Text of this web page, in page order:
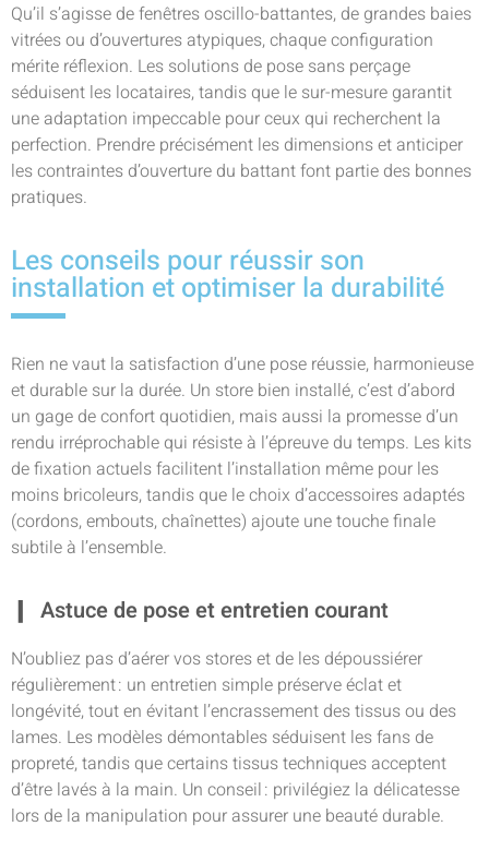
Qu’il s’agisse de fenêtres oscillo-battantes, de grandes baies
vitrées ou d’ouvertures atypiques, chaque configuration
mérite réflexion. Les solutions de pose sans perçage
séduisent les locataires, tandis que le sur-mesure garantit
une adaptation impeccable pour ceux qui recherchent la
perfection. Prendre précisément les dimensions et anticiper
les contraintes d’ouverture du battant font partie des bonnes
pratiques.
Les conseils pour réussir son
installation et optimiser la durabilité
Rien ne vaut la satisfaction d’une pose réussie, harmonieuse
et durable sur la durée. Un store bien installé, c’est d’abord
un gage de confort quotidien, mais aussi la promesse d’un
rendu irréprochable qui résiste à l’épreuve du temps. Les kits
de fixation actuels facilitent l’installation même pour les
moins bricoleurs, tandis que le choix d’accessoires adaptés
(cordons, embouts, chaînettes) ajoute une touche finale
subtile à l’ensemble.
Astuce de pose et entretien courant
N’oubliez pas d’aérer vos stores et de les dépoussiérer
régulièrement : un entretien simple préserve éclat et
longévité, tout en évitant l’encrassement des tissus ou des
lames. Les modèles démontables séduisent les fans de
propreté, tandis que certains tissus techniques acceptent
d’être lavés à la main. Un conseil : privilégiez la délicatesse
lors de la manipulation pour assurer une beauté durable.